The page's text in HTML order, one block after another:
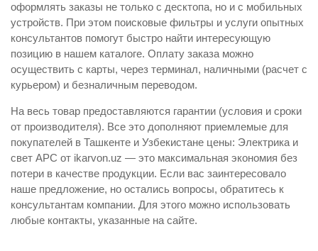
оформлять заказы не только с десктопа, но и с мобильных
устройств. При этом поисковые фильтры и услуги опытных
консультантов помогут быстро найти интересующую
позицию в нашем каталоге. Оплату заказа можно
осуществить с карты, через терминал, наличными (расчет с
курьером) и безналичным переводом.
На весь товар предоставляются гарантии (условия и сроки
от производителя). Все это дополняют приемлемые для
покупателей в Ташкенте и Узбекистане цены: Электрика и
свет APC от ikarvon.uz — это максимальная экономия без
потери в качестве продукции. Если вас заинтересовало
наше предложение, но остались вопросы, обратитесь к
консультантам компании. Для этого можно использовать
любые контакты, указанные на сайте.